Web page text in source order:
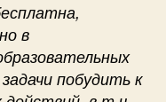
в
побудить к